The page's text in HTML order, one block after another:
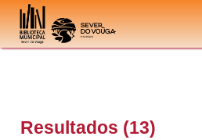
Ir para o conteúdo
Resultados (13)